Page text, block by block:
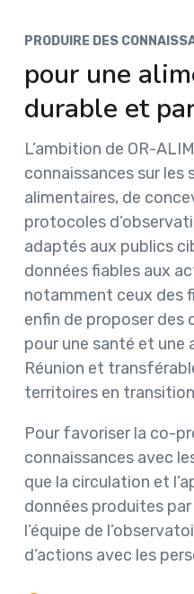
PRODUIRE DES
pour une
durable et
L’ambition de OR-
connaissances sur
alimentaires, de
protocoles
adaptés aux publics
données fiables aux
notamment ceux des
enfin de proposer des
pour une santé et une
Réunion et
territoires en
Pour favoriser la co-
connaissances avec
que la circulation et
données produites
l’équipe de
d’actions avec les